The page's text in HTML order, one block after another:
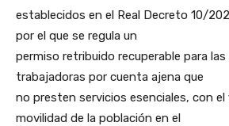
establecidos en el Real Decreto 10/
por el que se regula un
permiso retribuido recuperable para
trabajadoras por cuenta ajena que
no presten servicios esenciales, con el
movilidad de la población en el